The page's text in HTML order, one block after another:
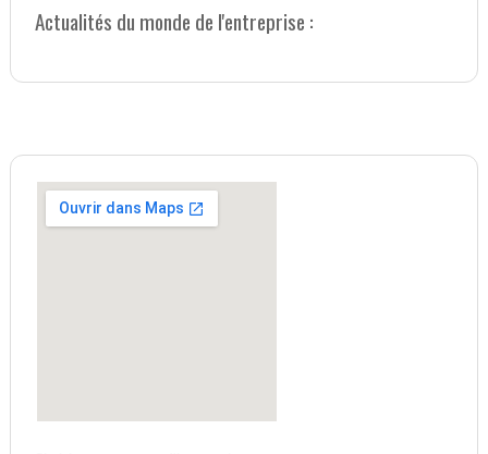
Actualités du monde de l'entreprise :